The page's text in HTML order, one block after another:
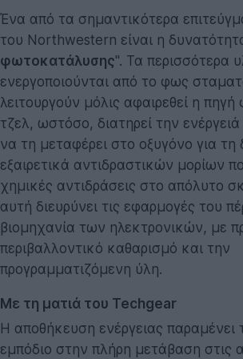
Ένα από τα σημαντικότερα
του Northwestern είναι η
φωτοκατάλυσης". Τα περισσότερα
ενεργοποιούνται από το φως
λειτουργούν μόλις αφαιρεθεί η
τζελ, ωστόσο, διατηρεί την
να τη μεταφέρει στο οξυγόνο για τη
εξαιρετικά αντιδραστικών μορίων
χημικές αντιδράσεις στο απόλυτο
αυτή διευρύνει τις εφαρμογές του
βιομηχανία των ηλεκτρονικών, με
περιβαλλοντικό καθαρισμό και την
προγραμματιζόμενη ύλη.
Με τη ματιά του Techgear
Η αποθήκευση ενέργειας παραμένει
εμπόδιο στην πλήρη μετάβαση στις